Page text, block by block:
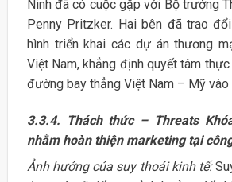
Ninh đã có cuộc gặp với Bộ trưởng
Penny Pritzker. Hai bên đã trao
hình triển khai các dự án thương
Việt Nam, khẳng định quyết tâm
đường bay thẳng Việt Nam – Mỹ vào
3.3.4. Thách thức – Threats
nhằm hoàn thiện marketing tại
Ảnh hưởng của suy thoái kinh tế: